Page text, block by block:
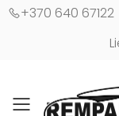
+370 640 67122